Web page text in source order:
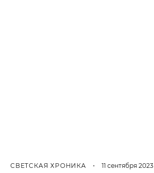
СВЕТСКАЯ ХРОНИКА • 11 сентября 2023